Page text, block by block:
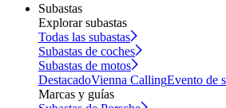
Subastas
Explorar subastas
Todas las subastas
Subastas de coches
Subastas de motos
DestacadoVienna CallingEvento de
Marcas y guías